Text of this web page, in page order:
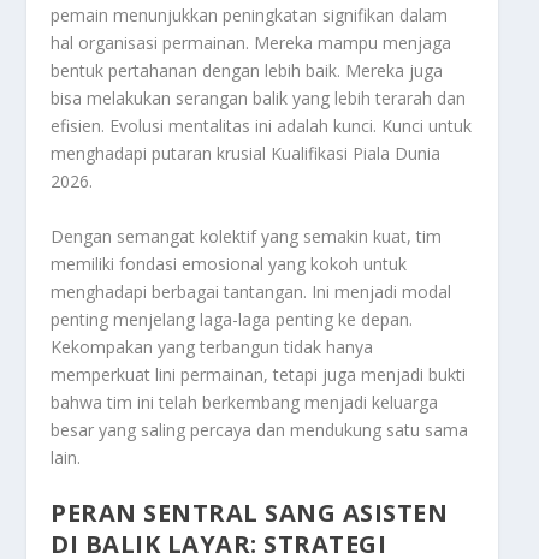
pemain menunjukkan peningkatan signifikan dalam
hal organisasi permainan. Mereka mampu menjaga
bentuk pertahanan dengan lebih baik. Mereka juga
bisa melakukan serangan balik yang lebih terarah dan
efisien. Evolusi mentalitas ini adalah kunci. Kunci untuk
menghadapi putaran krusial Kualifikasi Piala Dunia
2026.
Dengan semangat kolektif yang semakin kuat, tim
memiliki fondasi emosional yang kokoh untuk
menghadapi berbagai tantangan. Ini menjadi modal
penting menjelang laga-laga penting ke depan.
Kekompakan yang terbangun tidak hanya
memperkuat lini permainan, tetapi juga menjadi bukti
bahwa tim ini telah berkembang menjadi keluarga
besar yang saling percaya dan mendukung satu sama
lain.
PERAN SENTRAL SANG ASISTEN
DI BALIK LAYAR: STRATEGI